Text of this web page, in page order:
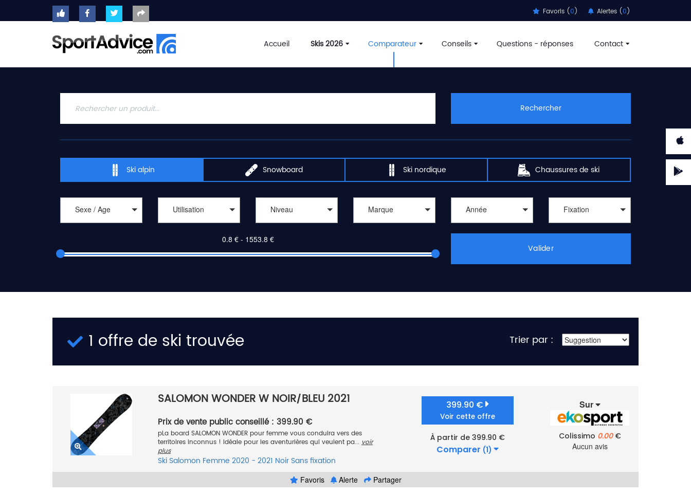
Favoris (0) Alertes (0)
Accueil Skis 2026 Comparateur Conseils Questions - réponses Contact
ACCUEIL
2020
CONSEILS
QUESTIONS
Rechercher
Ski alpin Snowboard Ski nordique Chaussures de ski
Sexe / Age Utilisation Niveau Marque Année Fixation
Valider
1 offre de ski trouvée Trier par :
SALOMON WONDER W NOIR/BLEU 2021
Prix de vente public conseillé : 399.90 €
pLa board SALOMON WONDER pour femme vous conduira vers des
territoires inconnus ! Idéale pour les aventurières qui veulent pa... voir
plus
Ski Salomon Femme 2020 - 2021 Noir Sans fixation
399.90 €
Voir cette offre
À partir de 399.90 €
Comparer (1)
Sur
Colissimo 0.00€
Aucun avis
Favoris Alerte Partager